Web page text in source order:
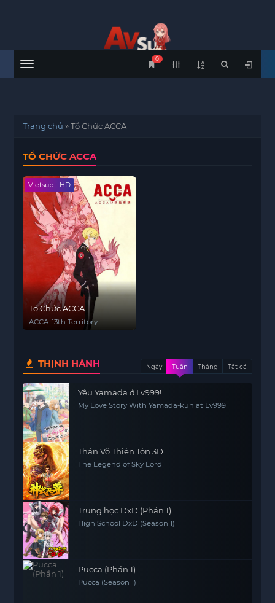
Menu
0
Trang chủ »Tổ Chức ACCA
TỔ CHỨC ACCA
Vietsub - HD
Tổ Chức ACCA
ACCA: 13th Territory
THỊNH HÀNH Ngày Tuần Tháng Tất cả
Yêu Yamada ở Lv999!
My Love Story With Yamada-kun at Lv999
Thần Võ Thiên Tôn 3D
The Legend of Sky Lord
Trung học DxD (Phần 1)
High School DxD (Season 1)
Pucca (Phần 1)
Pucca (Season 1)